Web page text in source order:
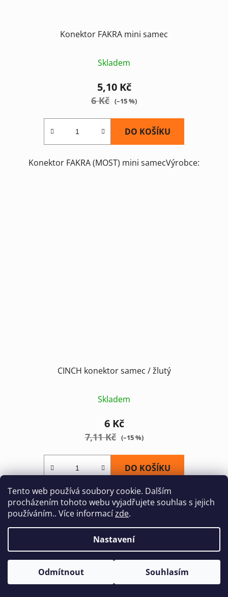
Tento web používá soubory cookie. Dalším
procházením tohoto webu vyjadřujete souhlas s jejich
používáním.. Více informacízde.
Nastavení
Odmítnout Souhlasím
Konektor FAKRA mini samec
Skladem
5,10 Kč
6 Kč (–15 %)
DO KOŠÍKU
Konektor FAKRA (MOST) mini samecVýrobce:
CINCH konektor samec / žlutý
Skladem
6 Kč
7,11 Kč (–15 %)
DO KOŠÍKU
CINCH samec plast - žlutýVýrobce:
NAČÍST 18 DALŠÍCH
t